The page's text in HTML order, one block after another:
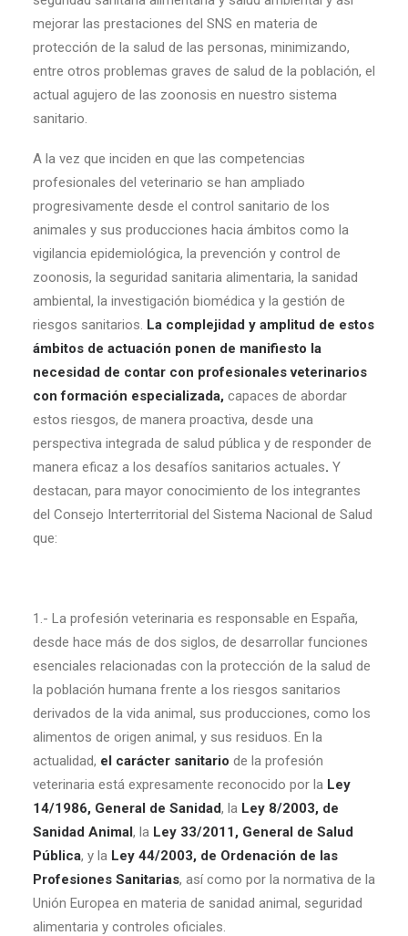
mejorar las prestaciones del SNS en materia de
protección de la salud de las personas, minimizando,
entre otros problemas graves de salud de la población, el
actual agujero de las zoonosis en nuestro sistema
sanitario.
A la vez que inciden en que las competencias
profesionales del veterinario se han ampliado
progresivamente desde el control sanitario de los
animales y sus producciones hacia ámbitos como la
vigilancia epidemiológica, la prevención y control de
zoonosis, la seguridad sanitaria alimentaria, la sanidad
ambiental, la investigación biomédica y la gestión de
riesgos sanitarios. La complejidad y amplitud de estos
ámbitos de actuación ponen de manifiesto la
necesidad de contar con profesionales veterinarios
con formación especializada, capaces de abordar
estos riesgos, de manera proactiva, desde una
perspectiva integrada de salud pública y de responder de
manera eficaz a los desafíos sanitarios actuales. Y
destacan, para mayor conocimiento de los integrantes
del Consejo Interterritorial del Sistema Nacional de Salud
que:
1.- La profesión veterinaria es responsable en España,
desde hace más de dos siglos, de desarrollar funciones
esenciales relacionadas con la protección de la salud de
la población humana frente a los riesgos sanitarios
derivados de la vida animal, sus producciones, como los
alimentos de origen animal, y sus residuos. En la
actualidad, el carácter sanitario de la profesión
veterinaria está expresamente reconocido por la Ley
14/1986, General de Sanidad, la Ley 8/2003, de
Sanidad Animal, la Ley 33/2011, General de Salud
Pública, y la Ley 44/2003, de Ordenación de las
Profesiones Sanitarias, así como por la normativa de la
Unión Europea en materia de sanidad animal, seguridad
alimentaria y controles oficiales.